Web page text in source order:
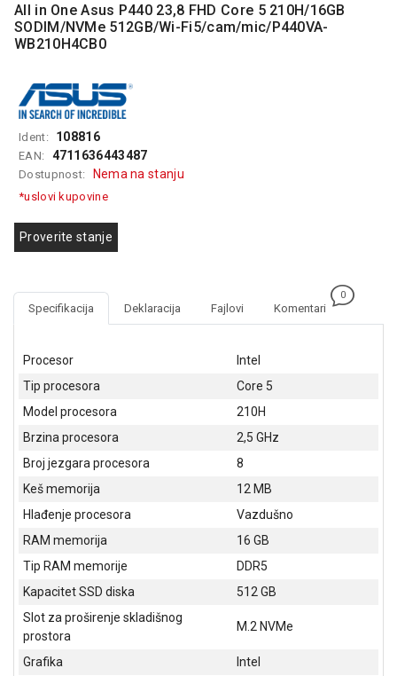
RAČUNARSKE
KOMPONENTE
PERIFERIJE
EELEKTRO
ZAŠTITA
SISTEMI
FOTOKOPIRI
FOTOAPARATI
I KAMERE
GPS
NAVIGACIJE
VIDEO
NADZOR I
SIGURNOSNA
SOFTWARE
KABLOVI I
ADAPTERI
All in One Asus P440 23,8 FHD Core 5 210H/16GB
SODIM/NVMe 512GB/Wi-Fi5/cam/mic/P440VA-
WB210H4CB0
Ident: 108816
EAN: 4711636443487
Dostupnost: Nema na stanju
*uslovi kupovine
Proverite stanje
Specifikacija Deklaracija Fajlovi Komentari
0
Procesor
Intel
Tip procesora
Core 5
Model procesora
210H
Brzina procesora
2,5 GHz
Broj jezgara procesora
8
Keš memorija
12 MB
Hlađenje procesora
Vazdušno
RAM memorija
16 GB
Tip RAM memorije
DDR5
Kapacitet SSD diska
512 GB
Slot za proširenje skladišnog
prostora
M.2 NVMe
Grafika
Intel